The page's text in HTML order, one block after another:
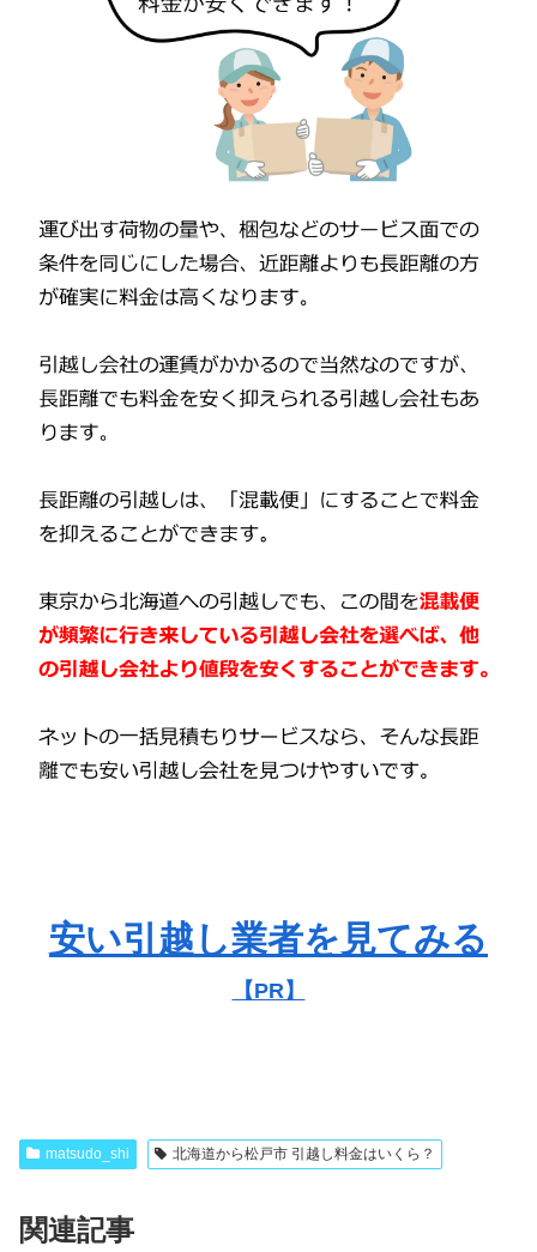
安い引越し業者を見てみる
【PR】
matsudo_shi 北海道から松戸市 引越し料金はいくら？
関連記事